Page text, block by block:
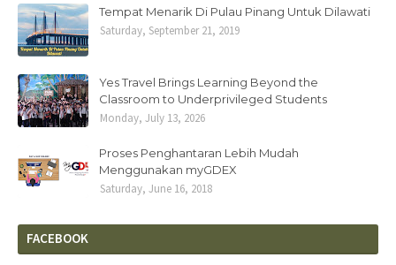
Tempat Menarik Di Pulau Pinang Untuk Dilawati
Saturday, September 21, 2019
Yes Travel Brings Learning Beyond the
Classroom to Underprivileged Students
Monday, July 13, 2026
Proses Penghantaran Lebih Mudah
Menggunakan myGDEX
Saturday, June 16, 2018
FACEBOOK